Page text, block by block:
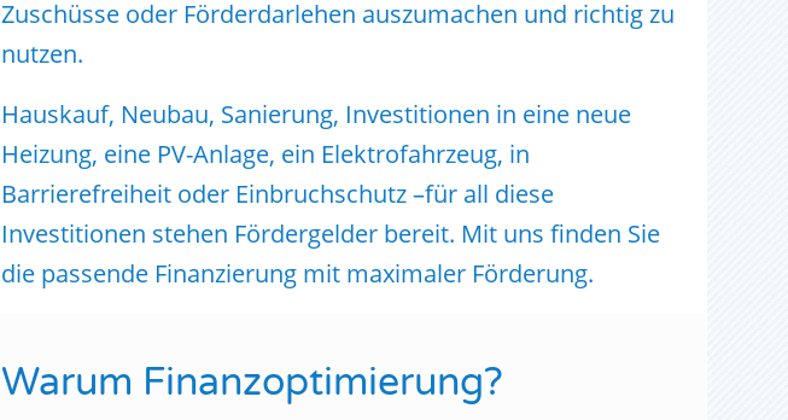
Zuschüsse oder Förderdarlehen auszumachen und richtig zu
nutzen.
Hauskauf, Neubau, Sanierung, Investitionen in eine neue
Heizung, eine PV-Anlage, ein Elektrofahrzeug, in
Barrierefreiheit oder Einbruchschutz –für all diese
Investitionen stehen Fördergelder bereit. Mit uns finden Sie
die passende Finanzierung mit maximaler Förderung.
Warum Finanzoptimierung?